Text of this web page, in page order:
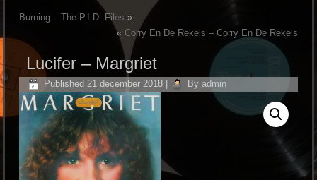
Burning ‎– The P​.​I​.​D. Files »
« Corry En De Rekels ‎– Corry En De Rekels
Lucifer ‎– Margriet
Published 21 december 2018 By admin